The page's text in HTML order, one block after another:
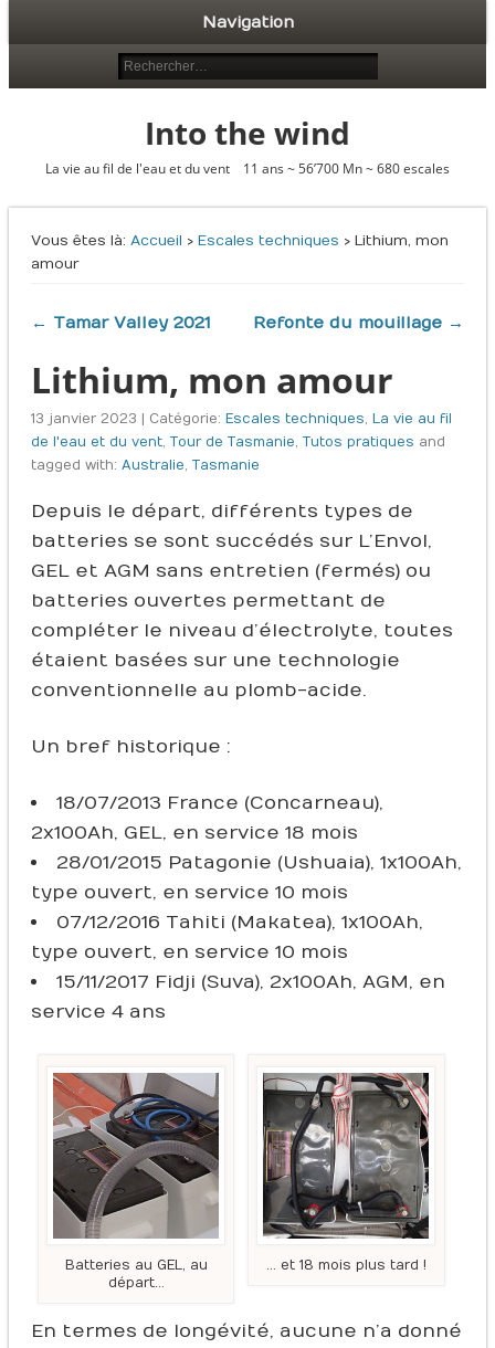
Navigation
Into the wind
La vie au fil de l'eau et du vent 11 ans ~ 56’700 Mn ~ 680 escales
Vous êtes là : Accueil › Escales techniques › Lithium, mon
amour
← Tamar Valley 2021 Refonte du mouillage →
Lithium, mon amour
13 janvier 2023 | Catégorie: Escales techniques, La vie au fil
de l'eau et du vent, Tour de Tasmanie, Tutos pratiques and
tagged with: Australie, Tasmanie
Depuis le départ, différents types de
batteries se sont succédés sur L’Envol,
GEL et AGM sans entretien (fermés) ou
batteries ouvertes permettant de
compléter le niveau d’électrolyte, toutes
étaient basées sur une technologie
conventionnelle au plomb-acide.
Un bref historique :
18/07/2013 France (Concarneau),
2x100Ah, GEL, en service 18 mois
28/01/2015 Patagonie (Ushuaia), 1x100Ah,
type ouvert, en service 10 mois
07/12/2016 Tahiti (Makatea), 1x100Ah,
type ouvert, en service 10 mois
15/11/2017 Fidji (Suva), 2x100Ah, AGM, en
service 4 ans
Batteries au GEL, au
départ…
… et 18 mois plus tard !
En termes de longévité, aucune n’a donné